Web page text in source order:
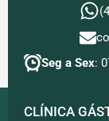
Seg a Sex:
CLÍNICA